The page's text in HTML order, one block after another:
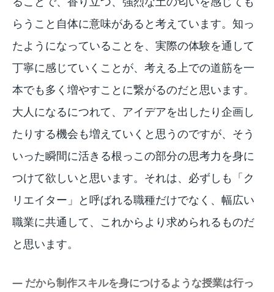
らうこと自体に意味があると考えています。知っ
たようになっていることを、実際の体験を通して
丁寧に感じていくことが、考える上での道筋を一
本でも多く増やすことに繋がるのだと思います。
大人になるにつれて、アイデアを出したり企画し
たりする機会も増えていくと思うのですが、そう
いった瞬間に活きる根っこの部分の思考力を身に
つけて欲しいと思います。それは、必ずしも「ク
リエイター」と呼ばれる職種だけでなく、幅広い
職業に共通して、これからより求められるものだ
と思います。
― だから制作スキルを身につけるような授業は行っ